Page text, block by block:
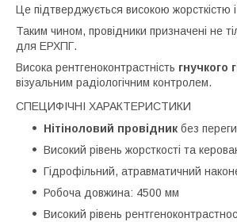
Це підтверджується високою жорсткістю
Таким чином, провідники призначені не
для ЕРХПГ.
Висока рентгеноконтрастність гнучкого
візуальним радіологічним контролем.
СПЕЦИФІЧНІ ХАРАКТЕРИСТИКИ
Нітіноловий провідник без
Високий рівень жорсткості та
Гідрофільний, атравматичний
Робоча довжина: 4500 мм
Високий рівень